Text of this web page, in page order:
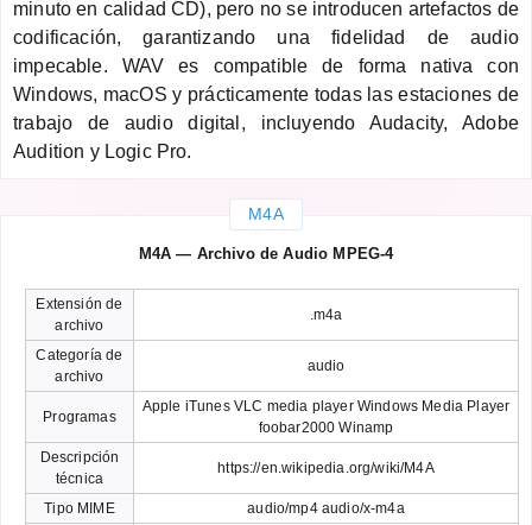
minuto en calidad CD), pero no se introducen artefactos de
codificación, garantizando una fidelidad de audio
impecable. WAV es compatible de forma nativa con
Windows, macOS y prácticamente todas las estaciones de
trabajo de audio digital, incluyendo Audacity, Adobe
Audition y Logic Pro.
M4A
M4A — Archivo de Audio MPEG-4
Extensión de
archivo
.m4a
Categoría de
archivo
audio
Programas
Apple iTunes VLC media player Windows Media Player
foobar2000 Winamp
Descripción
técnica
https://en.wikipedia.org/wiki/M4A
Tipo MIME
audio/mp4 audio/x-m4a